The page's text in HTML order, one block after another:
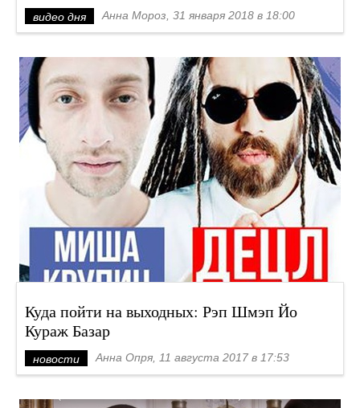
видео дня Анна Мороз, 31 января 2018 в 18:00
Куда пойти на выходных: Рэп Шмэп Йо
Кураж Базар
новости Анна Опря, 11 августа 2017 в 17:53